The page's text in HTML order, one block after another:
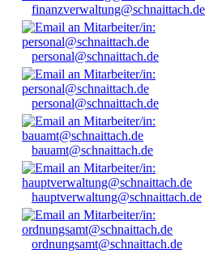
finanzverwaltung@schnaittach.de
personal@schnaittach.de
personal@schnaittach.de
bauamt@schnaittach.de
hauptverwaltung@schnaittach.de
ordnungsamt@schnaittach.de